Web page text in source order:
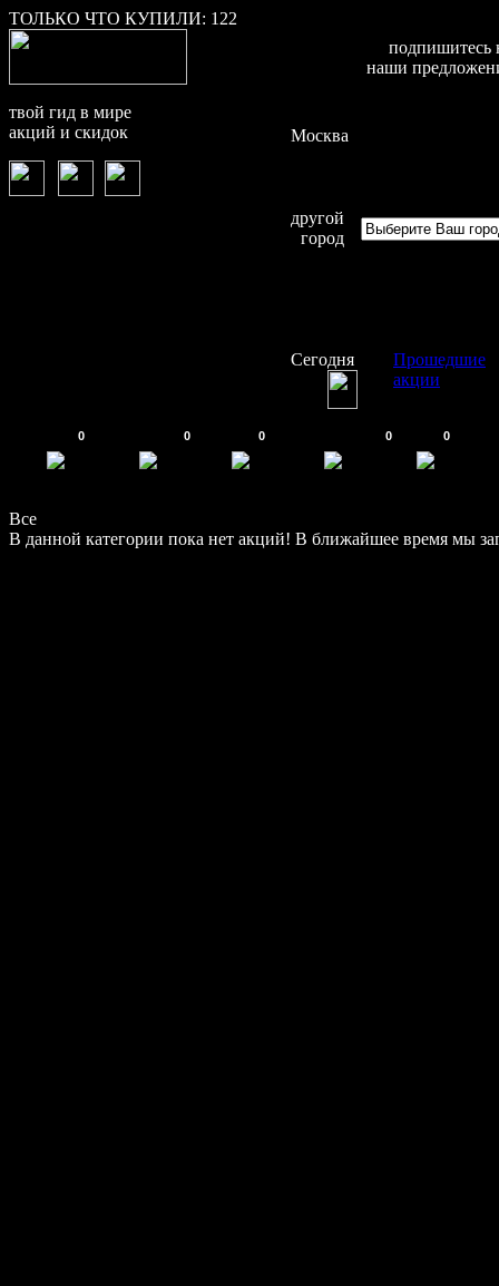
ТОЛЬКО ЧТО КУПИЛИ: 122
твой гид в мире
акций и скидок
подпишитесь
наши
Москва
другой
город
Сегодня
Прошедшие
акции
0 0 0 0 0
Все
В данной категории пока нет акций! В ближайшее время мы